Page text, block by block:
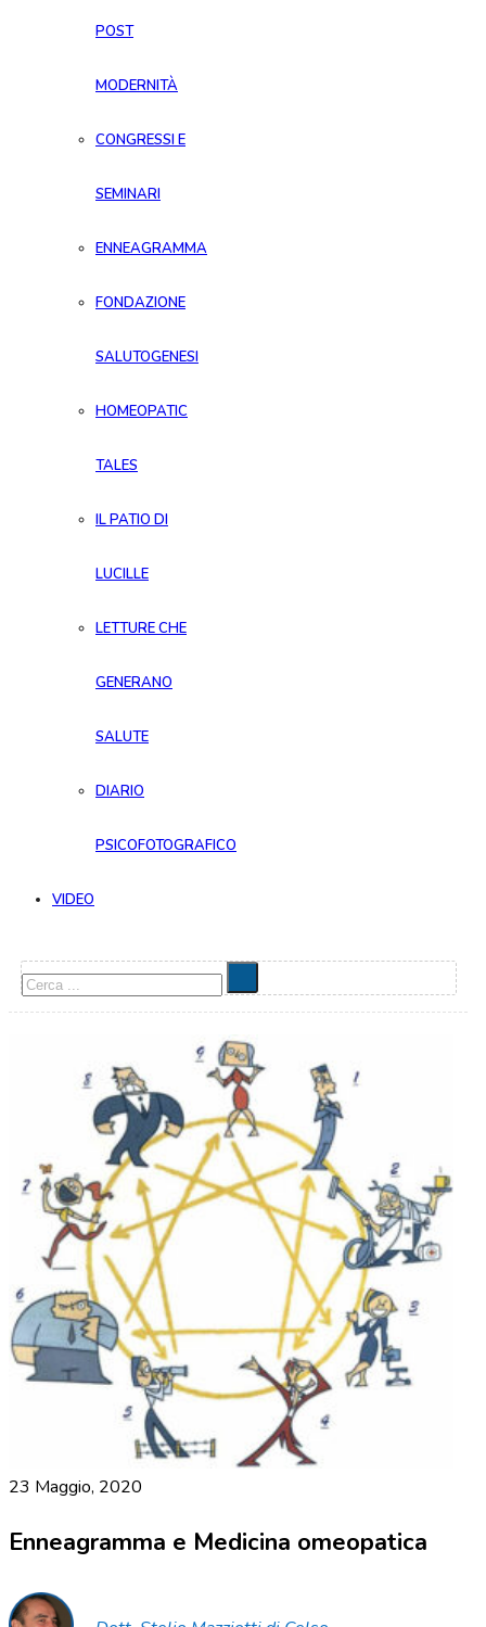
POST
MODERNITÀ
CONGRESSI E
SEMINARI
ENNEAGRAMMA
FONDAZIONE
SALUTOGENESI
HOMEOPATIC
TALES
IL PATIO DI
LUCILLE
LETTURE CHE
GENERANO
SALUTE
DIARIO
PSICOFOTOGRAFICO
VIDEO
Cerca
23 Maggio, 2020
Enneagramma e Medicina omeopatica